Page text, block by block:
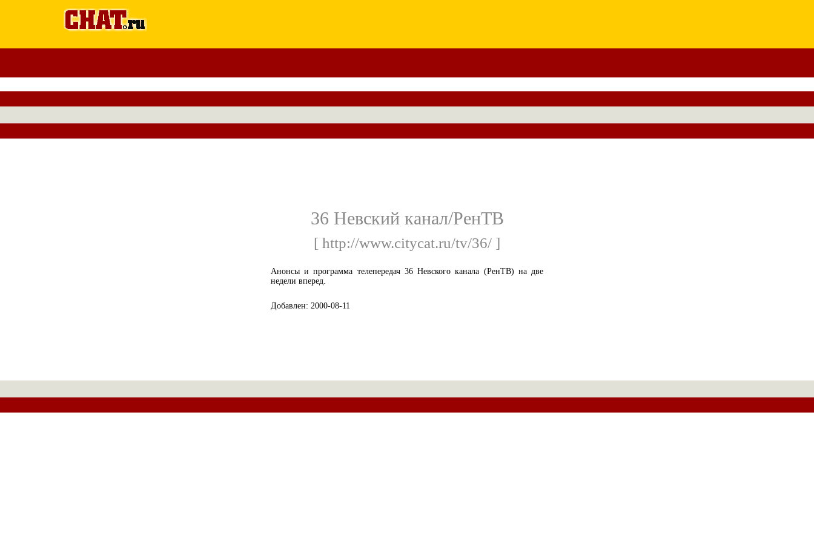
36 Невский канал/РенТВ
[ http://www.citycat.ru/tv/36/ ]
Анонсы и программа телепередач 36 Невского канала (РенТВ) на две
недели вперед.
Добавлен: 2000-08-11